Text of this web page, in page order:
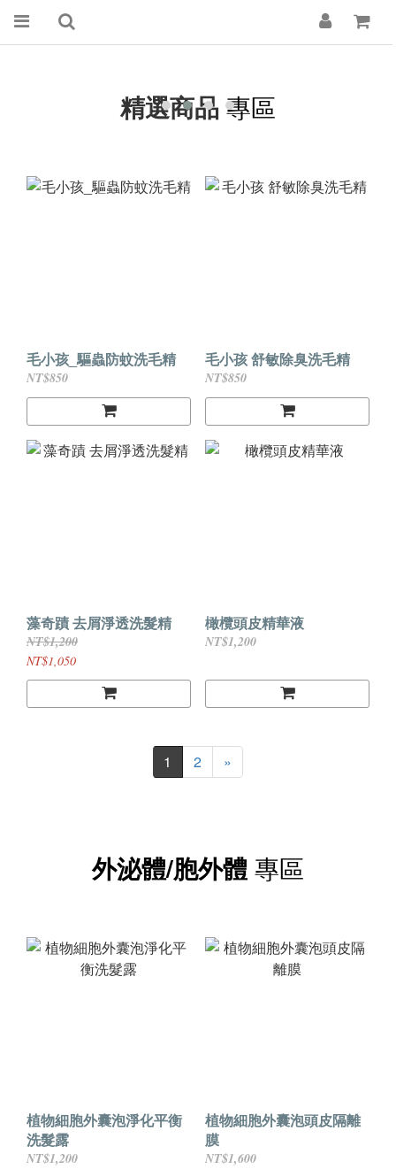
精選商品專區
毛小孩_驅蟲防蚊洗毛精
NT$850
毛小孩 舒敏除臭洗毛精
NT$850
藻奇蹟 去屑淨透洗髮精
NT$1,200
NT$1,050
橄欖頭皮精華液
NT$1,200
1 2 »
外泌體/胞外體 專區
植物細胞外囊泡淨化平衡
洗髮露
NT$1,200
植物細胞外囊泡頭皮隔離
膜
NT$1,600